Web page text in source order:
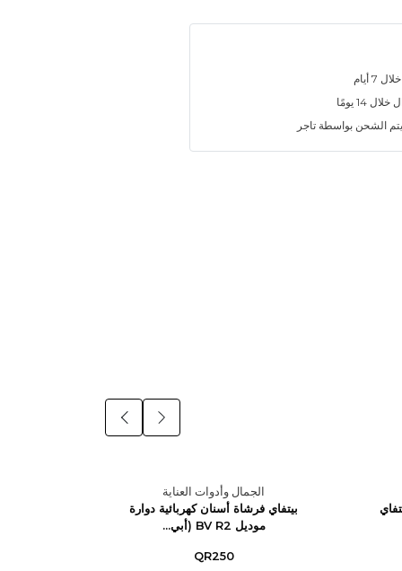
أيام
14 يومًا
الشحن بواسطة تاجر
الجمال وأدوات العناية
بيتفاي فرشاة أسنان كهربائية دوارة
موديل BV R2 (أبي...
QR250